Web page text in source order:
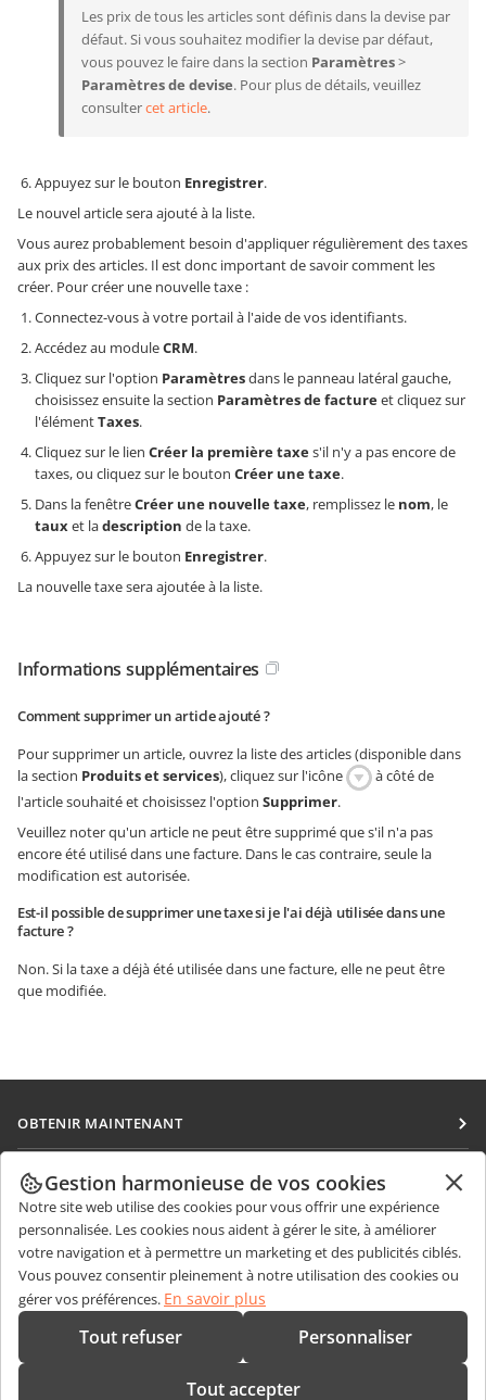
Les prix de tous les articles sont définis dans la devise par
défaut. Si vous souhaitez modifier la devise par défaut,
vous pouvez le faire dans la section Paramètres>
Paramètres de devise. Pour plus de détails, veuillez
consultercet article.
Appuyez sur le bouton Enregistrer.
Le nouvel article sera ajouté à la liste.
Vous aurez probablement besoin d'appliquer régulièrement des taxes
aux prix des articles. Il est donc important de savoir comment les
créer. Pour créer une nouvelle taxe :
Connectez-vous à votre portail à l'aide de vos identifiants.
Accédez au moduleCRM.
Cliquez sur l'option Paramètresdans le panneau latéral gauche,
choisissez ensuite la section Paramètres de factureet cliquez sur
l'élémentTaxes.
Cliquez sur le lien Créer la première taxes'il n'y a pas encore de
taxes, ou cliquez sur le bouton Créer une taxe.
Dans la fenêtreCréer une nouvelle taxe, remplissez le nom, le
tauxet ladescription de la taxe.
Appuyez sur le bouton Enregistrer.
La nouvelle taxe sera ajoutée à la liste.
Informations supplémentaires
Comment supprimer un article ajouté ?
Pour supprimer un article, ouvrez la liste des articles (disponible dans
la section Produits et services), cliquez sur l'icône
à côté de
l'article souhaité et choisissez l'option Supprimer.
Veuillez noter qu'un article ne peut être supprimé que s'il n'a pas
encore été utilisé dans une facture. Dans le cas contraire, seule la
modification est autorisée.
Est-il possible de supprimer une taxe si je l'ai déjà utilisée dans une
facture ?
Non. Si la taxe a déjà été utilisée dans une facture, elle ne peut être
que modifiée.
OBTENIR MAINTENANT
Docs
DocSpace
Workspace
Connecteurs
Applications de bureau
Applications mobiles
COLLABORATION
Pour les contributeurs
Pour les traducteurs
Pour les influenceurs
Offres d'emploi
OBTENIR DES NOUVELLES
Blog
OBTENIR DE L'AIDE
Forum
CONTACTEZ-NOUS
Questions de ventes
sales@onlyoffice.com
Gestion harmonieuse de vos cookies
Notre site web utilise des cookies pour vous offrir une expérience
personnalisée. Les cookies nous aident à gérer le site, à améliorer
votre navigation et à permettre un marketing et des publicités ciblés.
Vous pouvez consentir pleinement à notre utilisation des cookies ou
gérer vos préférences. En savoir plus
Tout refuser Personnaliser
Tout accepter